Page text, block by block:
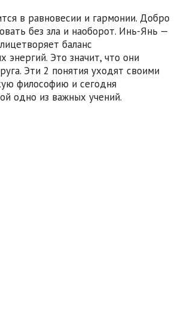
в равновесии и гармонии. Добро
без зла и наоборот. Инь-Янь —
баланс
энергий. Это значит, что они
Эти 2 понятия уходят своими
философию и сегодня
одно из важных учений.